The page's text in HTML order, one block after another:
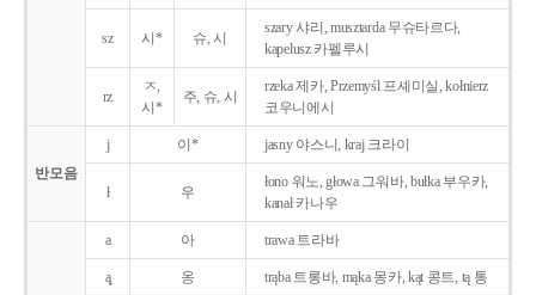
sz 시* 슈, 시
szary 샤리, musztarda 무슈타르다,
kapelusz 카펠루시
rz
ㅈ,
시*
주, 슈, 시
rzeka 제카, Przemyśl 프셰미실, kołnierz
코우니에시
반모음
j 이* jasny 야스니, kraj 크라이
ł 우
łono 워노, głowa 그워바, bułka 부우카,
kanał 카나우
a 아 trawa 트라바
ą̨ 옹 trąba 트롱바, mąka 몽카, kąt 콩트, tą 통